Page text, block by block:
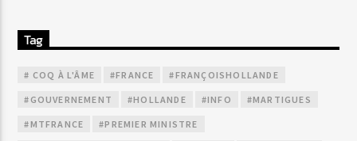
Tag
# COQ À L'ÂME #FRANCE #FRANÇOISHOLLANDE
#GOUVERNEMENT #HOLLANDE #INFO #MARTIGUES
#MTFRANCE #PREMIER MINISTRE